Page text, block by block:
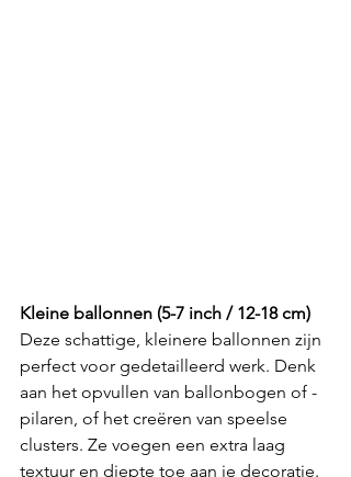
Kleine ballonnen (5-7 inch / 12-18 cm)
Deze schattige, kleinere ballonnen zijn
perfect voor gedetailleerd werk. Denk
aan het opvullen van ballonbogen of -
pilaren, of het creëren van speelse
clusters. Ze voegen een extra laag
textuur en diepte toe aan je decoratie.